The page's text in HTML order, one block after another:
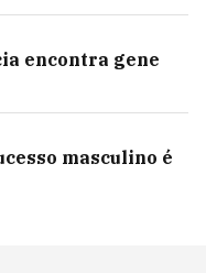
encontra gene
masculino é